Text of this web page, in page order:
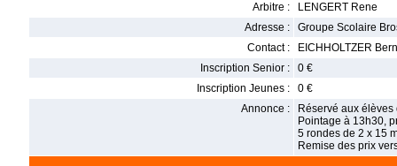
Arbitre :
LENGERT Rene
Adresse :
Groupe Scolaire
Contact :
EICHHOLTZER
Inscription Senior :
0 €
Inscription Jeunes :
0 €
Annonce :
Réservé aux
Pointage à 13h30,
5 rondes de 2 x 15
Remise des prix